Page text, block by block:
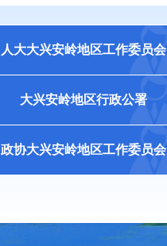
人大大兴安岭地区工作委员会
大兴安岭地区行政公署
政协大兴安岭地区工作委员会